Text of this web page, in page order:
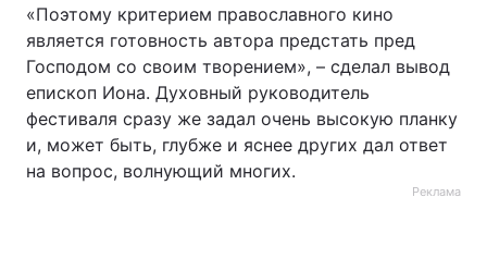
«Поэтому критерием православного кино
является готовность автора предстать пред
Господом со своим творением», – сделал вывод
епископ Иона. Духовный руководитель
фестиваля сразу же задал очень высокую планку
и, может быть, глубже и яснее других дал ответ
на вопрос, волнующий многих.
Реклама